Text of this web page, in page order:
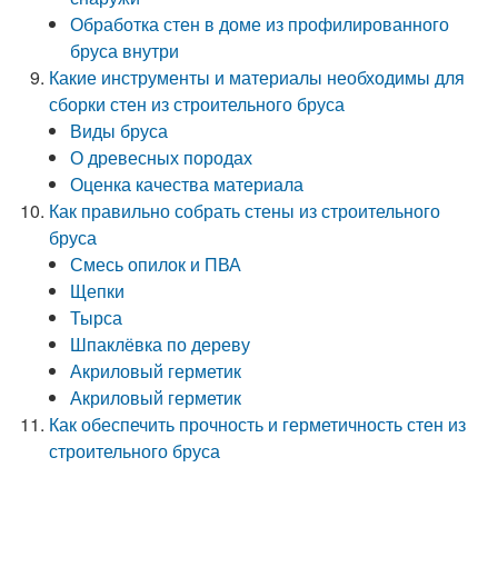
Обработка стен в доме из профилированного
бруса внутри
Какие инструменты и материалы необходимы для
сборки стен из строительного бруса
Виды бруса
О древесных породах
Оценка качества материала
Как правильно собрать стены из строительного
бруса
Смесь опилок и ПВА
Щепки
Тырса
Шпаклёвка по дереву
Акриловый герметик
Акриловый герметик
Как обеспечить прочность и герметичность стен из
строительного бруса